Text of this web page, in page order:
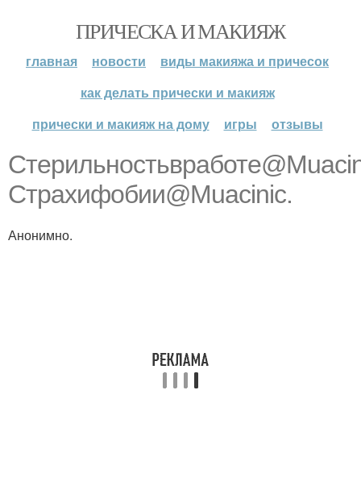
ПРИЧЕСКА И МАКИЯЖ
главная новости
виды макияжа и причесок
как делать прически и макияж
прически и макияж на дому
игры отзывы
Страхифобии@Muacinic.
Анонимно.